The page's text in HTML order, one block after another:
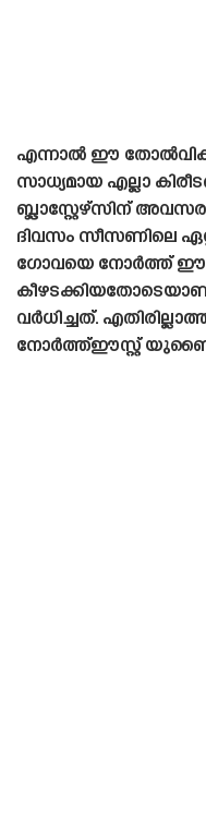
എന്നാൽ ഈ
സാധ്യമായ എല്ലാ
ബ്ലാസ്റ്റേഴ്‌സിന്
ദിവസം സീസണിലെ
ഗോവയെ നോർത്ത്
കീഴടക്കിയതോടെയാണ്
വർധിച്ചത്.
നോർത്ത്ഈസ്റ്റ്